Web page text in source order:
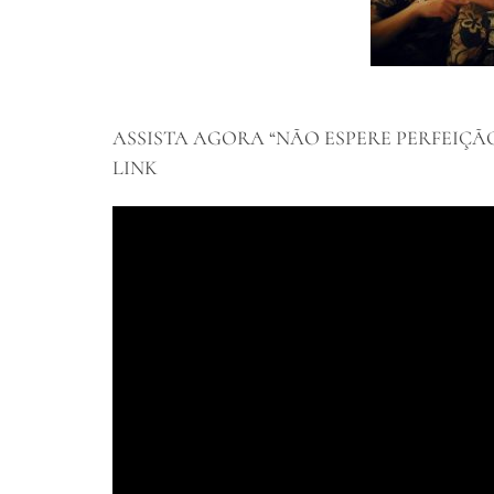
ASSISTA AGORA “NÃO ESPERE
LINK